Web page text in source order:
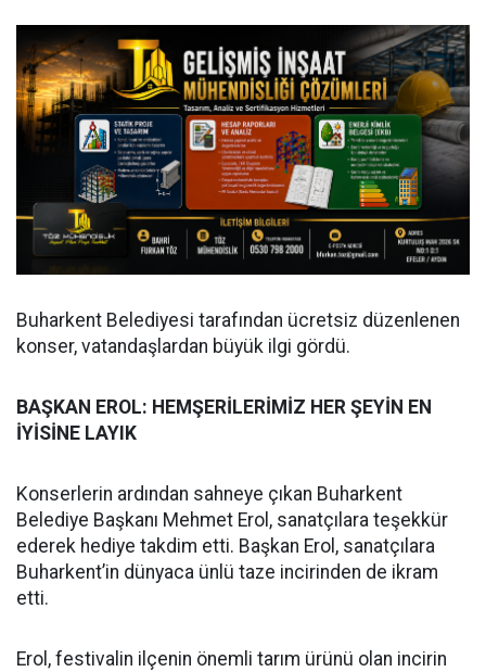
Buharkent Belediyesi tarafından ücretsiz düzenlenen
konser, vatandaşlardan büyük ilgi gördü.
BAŞKAN EROL: HEMŞERİLERİMİZ HER ŞEYİN EN
İYİSİNE LAYIK
Konserlerin ardından sahneye çıkan Buharkent
Belediye Başkanı Mehmet Erol, sanatçılara teşekkür
ederek hediye takdim etti. Başkan Erol, sanatçılara
Buharkent’in dünyaca ünlü taze incirinden de ikram
etti.
Erol, festivalin ilçenin önemli tarım ürünü olan incirin